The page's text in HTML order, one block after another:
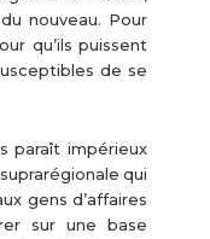
nouveau. Pour
qu’ils puissent
de se
paraît impérieux
qui
gens d’affaires
sur une base